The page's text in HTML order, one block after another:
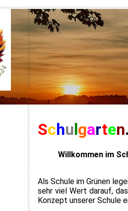
Schulgarten
Willkommen im
Als Schule imGrünen
sehr viel Wert darauf,
Konzept unserer Schule